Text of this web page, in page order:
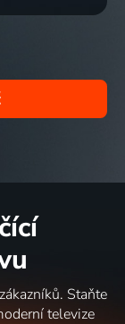
Staňte
televize